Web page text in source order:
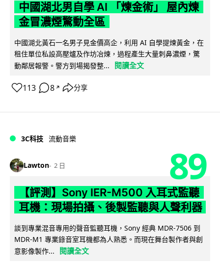
中國湖北男自學 AI 「煉金術」 屋內煉
金冒濃煙驚動全區
中國湖北黃石一名男子見金價高企，利用 AI 自學提煉黃金，在
租住單位私設高壓爐及作坊冶煉，過程產生大量刺鼻濃煙，驚
動鄰居報警。警方到場揭發整...
閱讀全文
113 8 ↗ 分享
3C科技 流動音樂
Lawton 2 日 89
【評測】Sony IER-M500 入耳式監聽
耳機：現場拍攝、後製監聽與人聲利器
談到專業混音專用的聲音監聽耳機，Sony 經典 MDR-7506 到
MDR-M1 專業錄音室耳機都為人熟悉。而現在舞台製作者與創
意影像製作...
閱讀全文